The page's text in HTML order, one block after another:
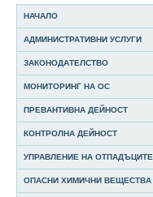
НАЧАЛО
АДМИНИСТРАТИВНИ УСЛУГИ
ЗАКОНОДАТЕЛСТВО
МОНИТОРИНГ НА ОС
ПРЕВАНТИВНА ДЕЙНОСТ
КОНТРОЛНА ДЕЙНОСТ
УПРАВЛЕНИЕ НА ОТПАДЪЦИТЕ
ОПАСНИ ХИМИЧНИ ВЕЩЕСТВА